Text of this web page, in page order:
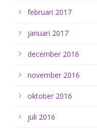
februari 2017
januari 2017
december 2016
november 2016
oktober 2016
juli 2016